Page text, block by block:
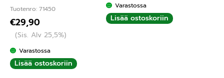
Tuotenro: 71450
€29,90
(Sis. Alv 25,5%)
Varastossa
Lisää ostoskoriin
Varastossa
Lisää ostoskoriin